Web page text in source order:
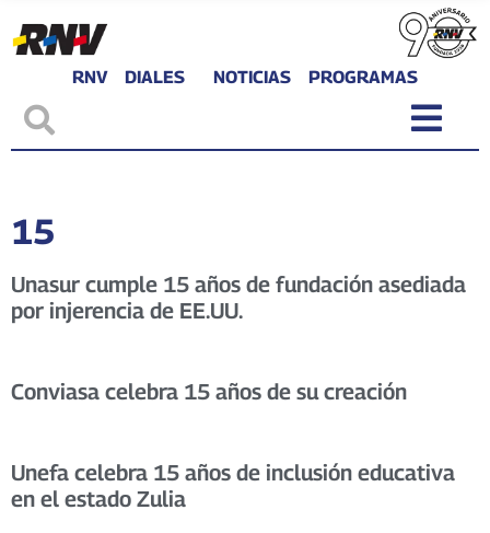
RNV DIALES NOTICIAS PROGRAMAS
15
Unasur cumple 15 años de fundación asediada
por injerencia de EE.UU.
Conviasa celebra 15 años de su creación
Unefa celebra 15 años de inclusión educativa
en el estado Zulia